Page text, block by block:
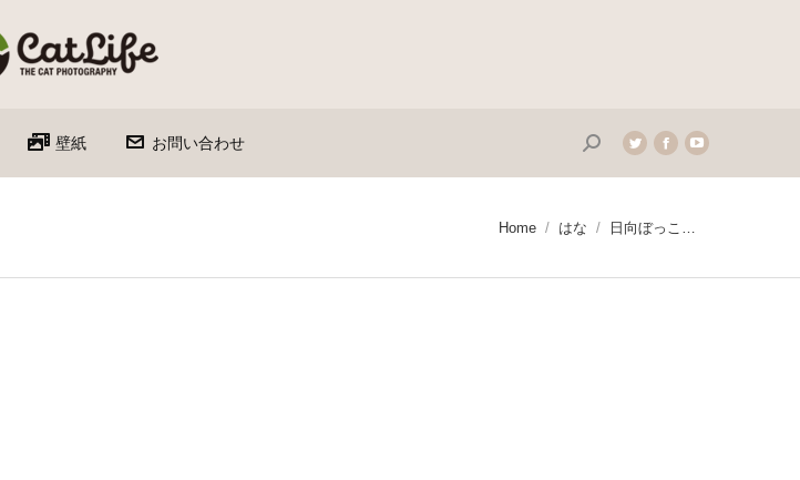
壁紙 お問い合わせ Search:Twitter
page
in
window
Facebook
page
in
window
YouTube
page
window
You are here:
Home はな 日向ぼっこ…